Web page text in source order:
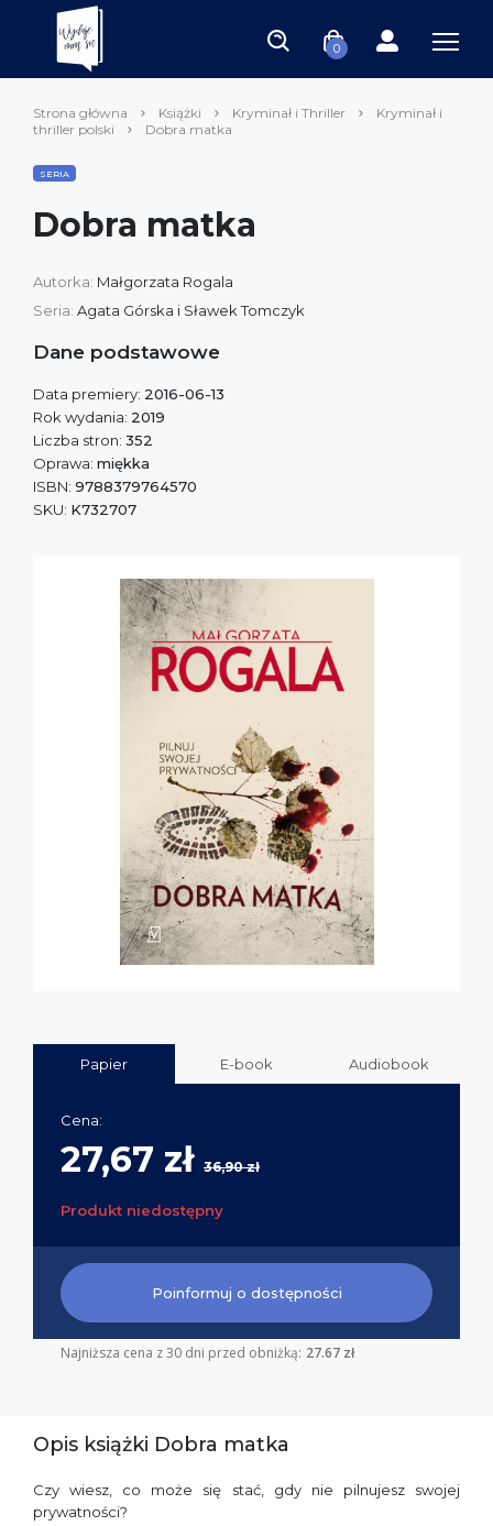
0
Strona główna Książki Kryminał i Thriller
Kryminał i
thriller polski
Dobra matka
SERIA
Dobra matka
Autorka: Małgorzata Rogala
Seria: Agata Górska i Sławek Tomczyk
Dane podstawowe
Data premiery: 2016-06-13
Rok wydania: 2019
Liczba stron: 352
Oprawa: miękka
ISBN: 9788379764570
SKU: K732707
Papier E-book Audiobook
Cena:
27,67 zł 36,90 zł
Produkt niedostępny
Poinformuj o dostępności
Najniższa cena z 30 dni przed obniżką: 27.67 zł
Opis książki Dobra matka
Czy wiesz, co może się stać, gdy nie pilnujesz swojej
prywatności?